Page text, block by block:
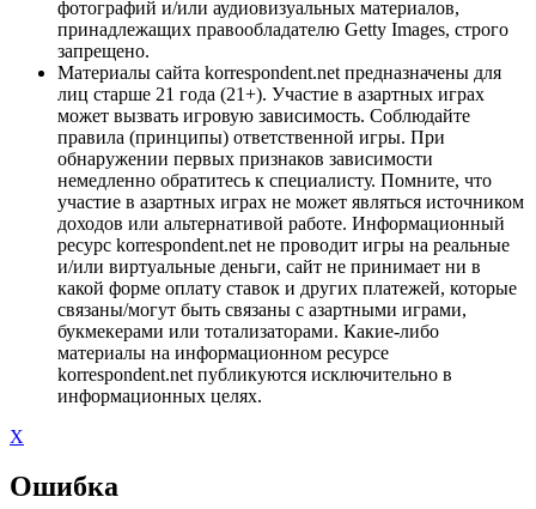
фотографий и/или аудиовизуальных материалов,
принадлежащих правообладателю Getty Images, строго
запрещено.
Материалы сайта korrespondent.net предназначены для
лиц старше 21 года (21+). Участие в азартных играх
может вызвать игровую зависимость. Соблюдайте
правила (принципы) ответственной игры. При
обнаружении первых признаков зависимости
немедленно обратитесь к специалисту. Помните, что
участие в азартных играх не может являться источником
доходов или альтернативой работе. Информационный
ресурс korrespondent.net не проводит игры на реальные
и/или виртуальные деньги, сайт не принимает ни в
какой форме оплату ставок и других платежей, которые
связаны/могут быть связаны с азартными играми,
букмекерами или тотализаторами. Какие-либо
материалы на информационном ресурсе
korrespondent.net публикуются исключительно в
информационных целях.
X
Ошибка